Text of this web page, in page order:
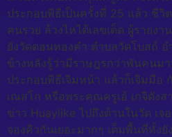
ประกอบพิธีเป็นครั้งที่ 25 แล้ว ชีวิ
คนรวย ล้วงไหได้เลขเด็ด ผู้รายง
ยังวัดดอนทองคำ ตำบลวัดโบสถ์
ข้างหลังรู้ว่ามีราษฎรกว่าพันคนม
ประกอบพิธีเจิมหน้า แล้วก็เจิมมือ
เณสโก หรือพระคุณครูเอ้ เกจิดัง
ข่าว Huaylike ไปถึงด้านในวัด เ
จองคิวกันเยอะมากๆ เต็มพื้นที่ทั้ง